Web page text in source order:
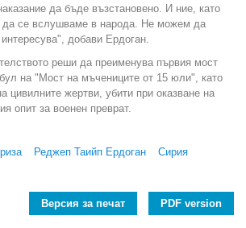
да бъде възстановено. И ние, като
да се вслушваме в народа. Не можем да
добави Ердоган.
реши да преименува първия мост
на "Мост на мъчениците от 15 юли", като
цивилните жертви, убити при оказване на
опит за военен преврат.
Реджеп Таийп Ердоган
Сирия
Версия за печат PDF version